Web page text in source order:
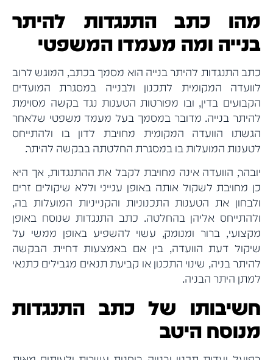
מהו כתב התנגדות להיתר
בנייה ומה מעמדו המשפטי
כתב התנגדות להיתר בנייה הוא מסמך בכתב, המוגש לרוב
לוועדה המקומית לתכנון ולבנייה במסגרת המועדים
הקבועים בדין, ובו מפורטות הטענות נגד בקשה מסוימת
להיתר בנייה. מדובר במסמך בעל מעמד משפטי שלאחר
הגשתו הוועדה המקומית מחויבת לדון בו ולהתייחס
לטענות המועלות בו במסגרת החלטתה בבקשה להיתר.
יובהר, הוועדה אינה מחויבת לקבל את ההתנגדות, אך היא
כן מחויבת לשקול אותה באופן ענייני וללא שיקולים זרים
ולבחון את הטענות התכנוניות והקנייניות המועלות בה,
ולהתייחס אליהן בהחלטה. כתב התנגדות שנוסח באופן
מקצועי, ברור ומנומק, עשוי להשפיע באופן ממשי על
שיקול דעת הוועדה, בין אם באמצעות דחיית הבקשה
להיתר בניה, שינוי התכנון או קביעת תנאים מגבילים כתנאי
למתן היתר הבניה.
חשיבותו של כתב התנגדות
מנוסח היטב